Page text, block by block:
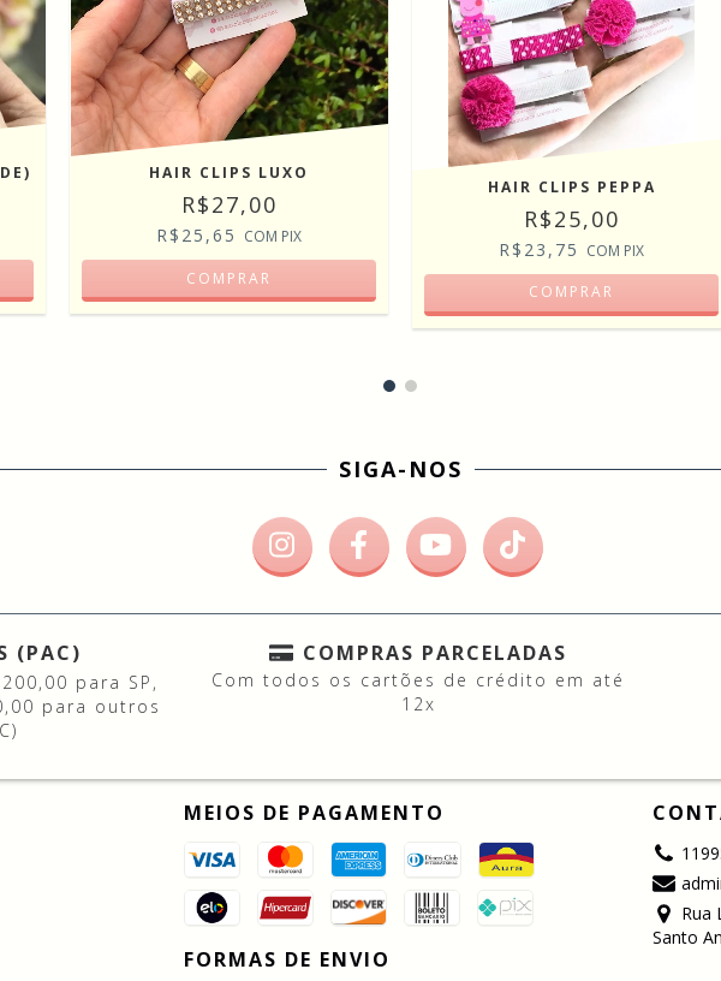
HAIR CLIPS LUXO
R$27,00
R$25,65 COM PIX
HAIR CLIPS PEPPA
R$25,00
R$23,75 COM PIX
COMPRAR
SIGA-NOS
(PAC)
para SP,
para outros
COMPRAS PARCELADAS
Com todos os cartões de crédito em até
12x
MEIOS DE PAGAMENTO
FORMAS DE ENVIO
Rua
Santo